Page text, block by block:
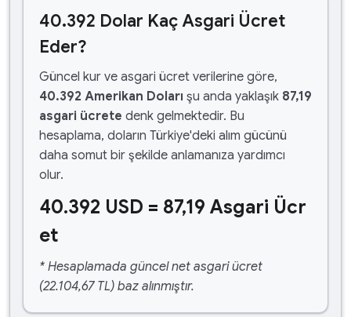
40.392 Dolar Kaç Asgari Ücret
Eder?
Güncel kur ve asgari ücret verilerine göre,
40.392 Amerikan Doları şu anda yaklaşık 87,19
asgari ücrete denk gelmektedir. Bu
hesaplama, doların Türkiye'deki alım gücünü
daha somut bir şekilde anlamanıza yardımcı
olur.
40.392 USD = 87,19 Asgari Ücr
et
* Hesaplamada güncel net asgari ücret
(22.104,67 TL) baz alınmıştır.